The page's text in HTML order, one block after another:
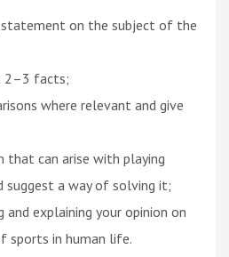
statement on the subject of the
2–3 facts;
where relevant and give
that can arise with playing
suggest a way of solving it;
and explaining your opinion on
sports in human life.